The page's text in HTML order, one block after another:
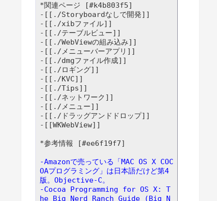
*関連ページ [#k4b803f5]
-[[./Storyboardなしで開発]]
-[[./xibファイル]]
-[[./テーブルビュー]]
-[[./WebViewの組み込み]]
-[[./メニューバーアプリ]]
-[[./dmgファイル作成]]
-[[./ロギング]]
-[[./KVC]]
-[[./Tips]]
-[[./ネットワーク]]
-[[./メニュー]]
-[[./ドラッグアンドドロップ]]
-[[WKWebView]]
-Amazonで売っている「MAC OS X COC
OAプログラミング」は日本語だけど第4
版。Objective-C。
-Cocoa Programming for OS X: T
he Big Nerd Ranch Guide (Big N